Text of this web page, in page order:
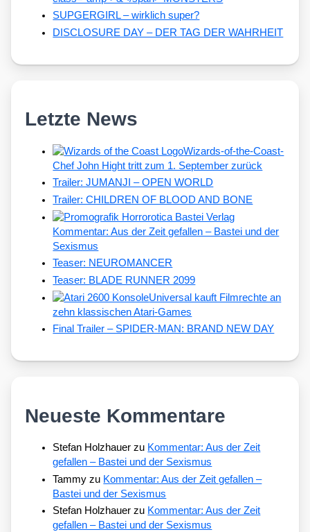
SUPGERGIRL – wirklich super?
DISCLOSURE DAY – DER TAG DER WAHRHEIT
Letzte News
Wizards-of-the-Coast-
Chef John Hight tritt zum 1. September zurück
Trailer: JUMANJI – OPEN WORLD
Trailer: CHILDREN OF BLOOD AND BONE
Kommentar: Aus der Zeit gefallen – Bastei und der
Sexismus
Teaser: NEUROMANCER
Teaser: BLADE RUNNER 2099
Universal kauft Filmrechte an
zehn klassischen Atari-Games
Final Trailer – SPIDER-MAN: BRAND NEW DAY
Neueste Kommentare
Stefan Holzhauer zu Kommentar: Aus der Zeit
gefallen – Bastei und der Sexismus
Tammy zu Kommentar: Aus der Zeit gefallen –
Bastei und der Sexismus
Stefan Holzhauer zu Kommentar: Aus der Zeit
gefallen – Bastei und der Sexismus